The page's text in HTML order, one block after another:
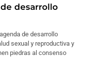
desarrollo
de desarrollo
sexual y reproductiva y
piedras al consenso